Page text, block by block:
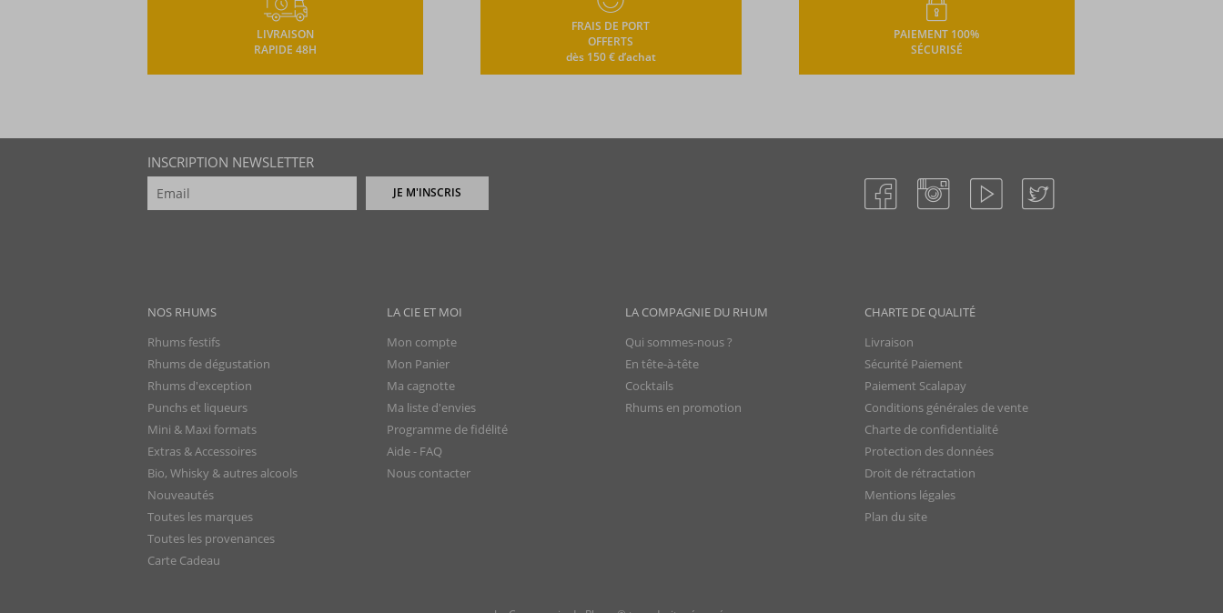
LIVRAISON
RAPIDE 48H
FRAIS DE PORT
OFFERTS
dès 150 € d’achat
PAIEMENT 100%
SÉCURISÉ
INSCRIPTION NEWSLETTER
JE M'INSCRIS
NOS RHUMS
Rhums festifs
Rhums de dégustation
Rhums d'exception
Punchs et liqueurs
Mini & Maxi formats
Extras & Accessoires
Bio, Whisky & autres alcools
Nouveautés
Toutes les marques
Toutes les provenances
Carte Cadeau
LA COMPAGNIE DU RHUM
Qui sommes-nous ?
En tête-à-tête
Cocktails
Rhums en promotion
LA CIE ET MOI
Mon compte
Mon Panier
Ma cagnotte
Ma liste d'envies
Programme de fidélité
Aide - FAQ
Nous contacter
CHARTE DE QUALITÉ
Livraison
Sécurité Paiement
Paiement Scalapay
Conditions générales de vente
Charte de confidentialité
Protection des données
Droit de rétractation
Mentions légales
Plan du site